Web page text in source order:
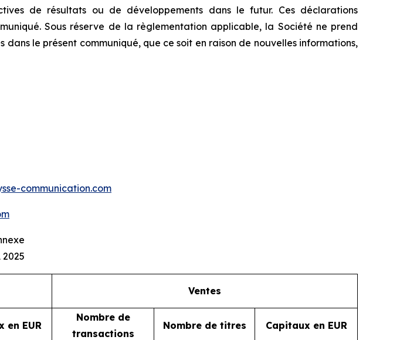
de résultats ou de développements dans le futur. Ces déclarations
Sous réserve de la règlementation applicable, la Société ne prend
le présent communiqué, que ce soit en raison de nouvelles informations,
communication.com
2025
Ventes
en EUR
Nombre de
transactions
Nombre de titres Capitaux en EUR